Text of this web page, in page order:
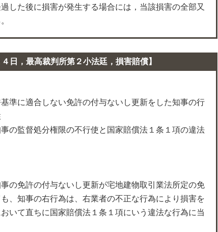
した後に損害が発生する場合には，当該損害の全部又
日，最高裁判所第２小法廷，損害賠償】
準に適合しない免許の付与ないし更新をした知事の行
の監督処分権限の不行使と国家賠償法１条１項の違法
の免許の付与ないし更新が宅地建物取引業法所定の免
、知事の右行為は、右業者の不正な行為により損害を
いて直ちに国家賠償法１条１項にいう違法な行為に当